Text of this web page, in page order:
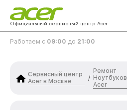
Официальный сервисный центр Acer
Работаем с 09:00 до 21:00
Сервисный центр
Acer в Москве
/
Ремонт
Ноутбуков
Acer